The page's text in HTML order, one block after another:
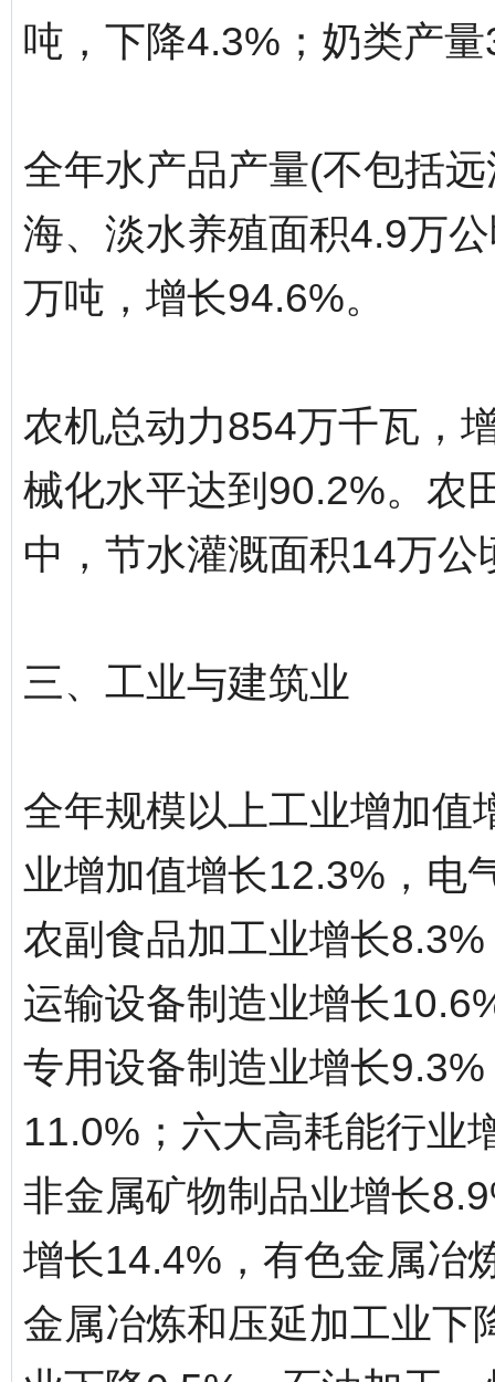
吨，下降4.3%；奶类产
全年水产品产量(不包括
海、淡水养殖面积4.9万
万吨，增长94.6%。
农机总动力854万千瓦，
械化水平达到90.2%。农
中，节水灌溉面积14万公
三、工业与建筑业
全年规模以上工业增加值
业增加值增长12.3%，电
农副食品加工业增长
运输设备制造业增长
专用设备制造业增长
11.0%；六大高耗能行业
非金属矿物制品业增长
增长14.4%，有色金属冶
金属冶炼和压延加工业下